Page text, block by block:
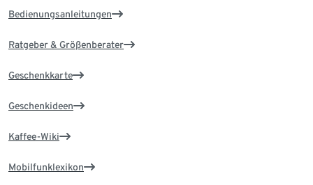
Bedienungsanleitungen
Ratgeber & Größenberater
Geschenkkarte
Geschenkideen
Kaffee-Wiki
Mobilfunklexikon